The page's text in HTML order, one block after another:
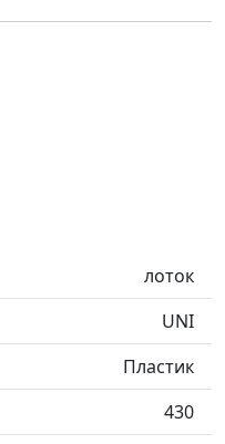
лоток
UNI
Пластик
430